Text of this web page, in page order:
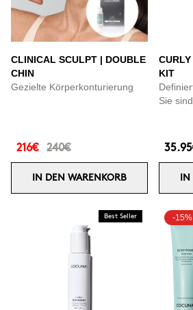
CLINICAL SCULPT | DOUBLE
CHIN
Gezielte Körperkonturierung
216€ 240€
IN DEN WARENKORB
KIT
Sie sind
Best Seller -15%